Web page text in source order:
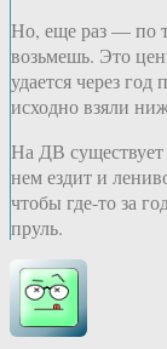
Но, еще раз — по
возьмешь. Это
удается через
исходно взяли
На ДВ существует
нем ездит и
чтобы где-то за
пруль.